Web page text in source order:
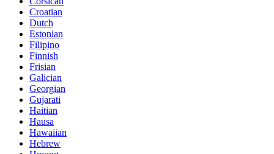
Croatian
Dutch
Estonian
Filipino
Finnish
Frisian
Galician
Georgian
Gujarati
Haitian
Hausa
Hawaiian
Hebrew